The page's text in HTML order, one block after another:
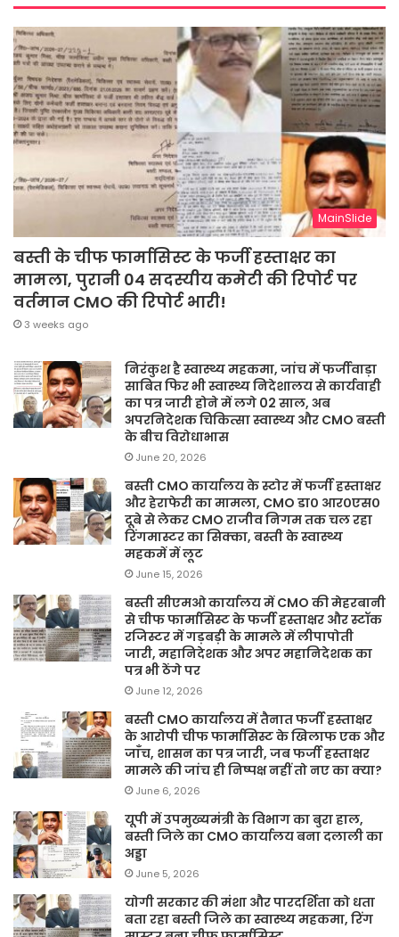
MainSlide
बस्ती के चीफ फार्मासिस्ट के फर्जी हस्ताक्षर का
मामला, पुरानी 04 सदस्यीय कमेटी की रिपोर्ट पर
वर्तमान CMO की रिपोर्ट भारी!
3 weeks ago
निरंकुश है स्वास्थ्य महकमा, जांच में फर्जीवाड़ा
साबित फिर भी स्वास्थ्य निदेशालय से कार्यवाही
का पत्र जारी होने में लगे 02 साल, अब
अपरनिदेशक चिकित्सा स्वास्थ्य और CMO बस्ती
के बीच विरोधाभास
June 20, 2026
बस्ती CMO कार्यालय के स्टोर में फर्जी हस्ताक्षर
और हेराफेरी का मामला, CMO डा० आर०एस०
दूबे से लेकर CMO राजीव निगम तक चल रहा
रिंगमास्टर का सिक्का, बस्ती के स्वास्थ्य
महकमें में लूट
June 15, 2026
बस्ती सीएमओ कार्यालय में CMO की मेहरबानी
से चीफ फार्मासिस्ट के फर्जी हस्ताक्षर और स्टॉक
रजिस्टर में गड़बड़ी के मामले में लीपापोती
जारी, महानिदेशक और अपर महानिदेशक का
पत्र भी ठेंगे पर
June 12, 2026
बस्ती CMO कार्यालय में तैनात फर्जी हस्ताक्षर
के आरोपी चीफ फार्मासिस्ट के खिलाफ एक और
जाँच, शासन का पत्र जारी, जब फर्जी हस्ताक्षर
मामले की जांच ही निष्पक्ष नहीं तो नए का क्या?
June 6, 2026
यूपी में उपमुख्यमंत्री के विभाग का बुरा हाल,
बस्ती जिले का CMO कार्यालय बना दलाली का
अड्डा
June 5, 2026
योगी सरकार की मंशा और पारदर्शिता को धता
बता रहा बस्ती जिले का स्वास्थ्य महकमा, रिंग